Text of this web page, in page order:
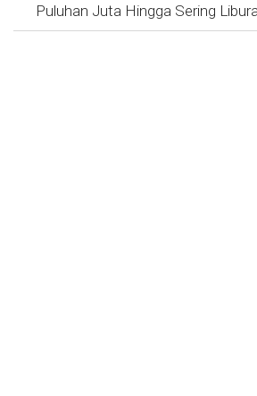
Puluhan Juta Hingga Sering